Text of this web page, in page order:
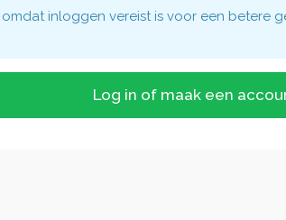
inloggen vereist is voor een betere
Log in of maak een